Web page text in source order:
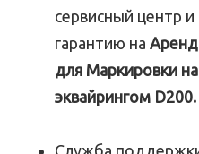
сервисный центр
гарантию на
для Маркировки
эквайрингом D200.